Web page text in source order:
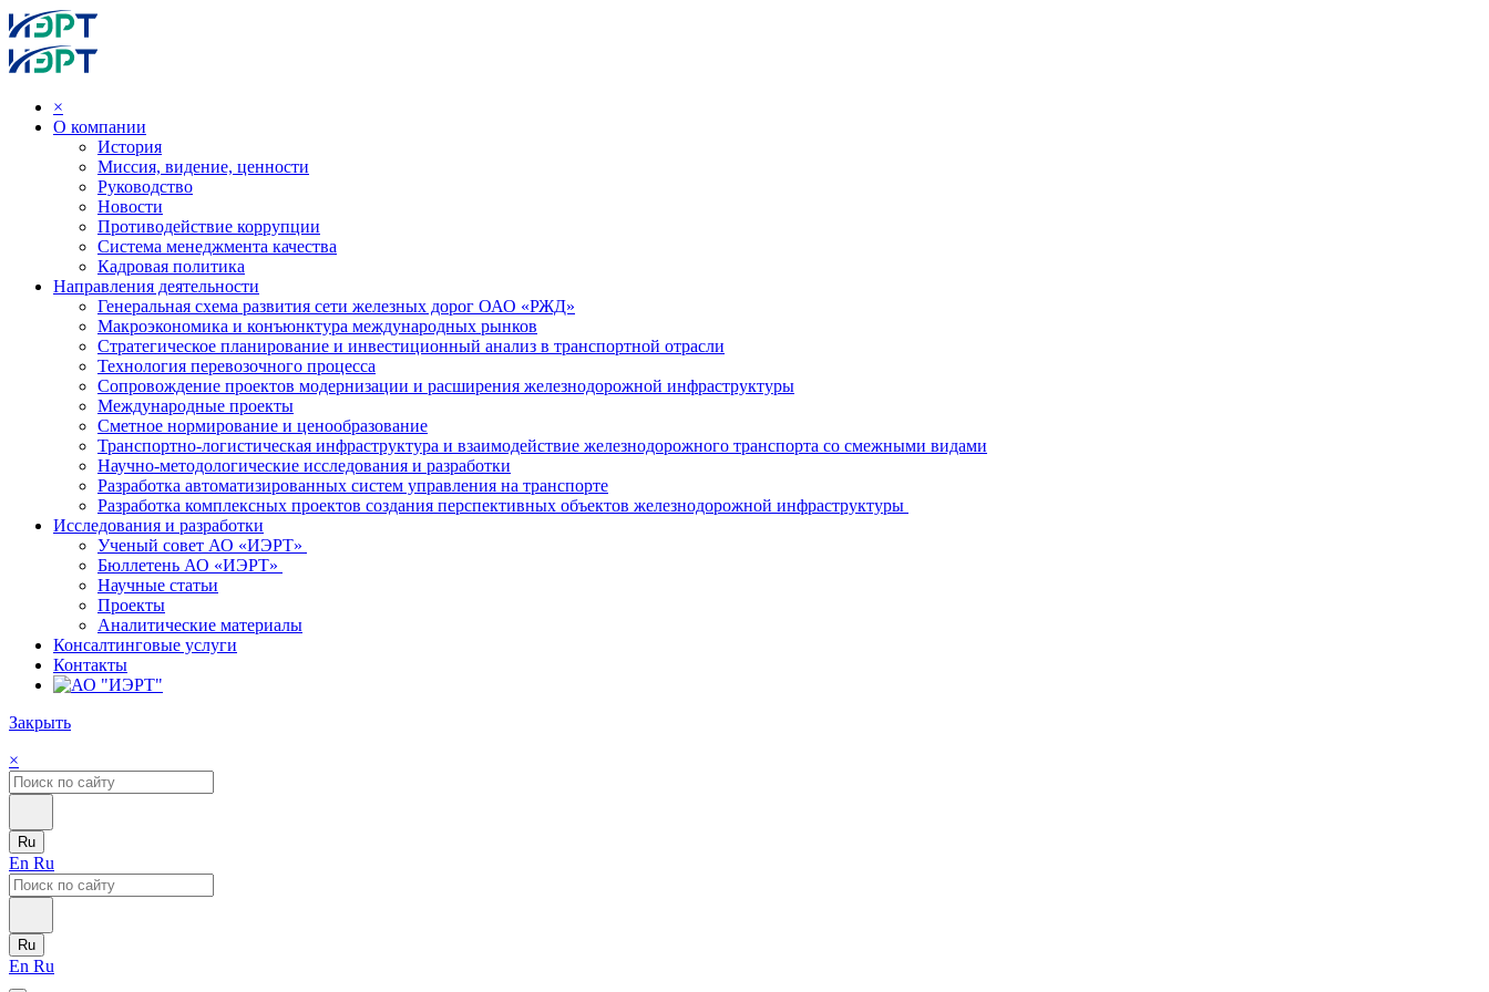
×
О компании
История
Миссия, видение, ценности
Руководство
Новости
Противодействие коррупции
Система менеджмента качества
Кадровая политика
Направления деятельности
Генеральная схема развития сети железных дорог ОАО «РЖД»
Макроэкономика и конъюнктура международных рынков
Стратегическое планирование и инвестиционный анализ в транспортной отрасли
Технология перевозочного процесса
Сопровождение проектов модернизации и расширения железнодорожной инфраструктуры
Международные проекты
Сметное нормирование и ценообразование
Транспортно-логистическая инфраструктура и взаимодействие железнодорожного транспорта со смежными видами
Научно-методологические исследования и разработки
Разработка автоматизированных систем управления на транспорте
Разработка комплексных проектов создания перспективных объектов железнодорожной инфраструктуры
Исследования и разработки
Ученый совет АО «ИЭРТ»
Бюллетень АО «ИЭРТ»
Научные статьи
Проекты
Аналитические материалы
Консалтинговые услуги
Контакты
Закрыть
×
Ru
En Ru
Ru
En Ru